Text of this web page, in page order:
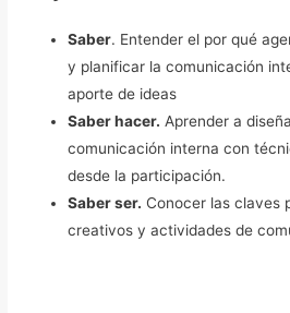
Saber. Entender el por qué
y planificar la comunicación
aporte de ideas
Saber hacer. Aprender a
comunicación interna con
desde la participación.
Saber ser. Conocer las claves
creativos y actividades de